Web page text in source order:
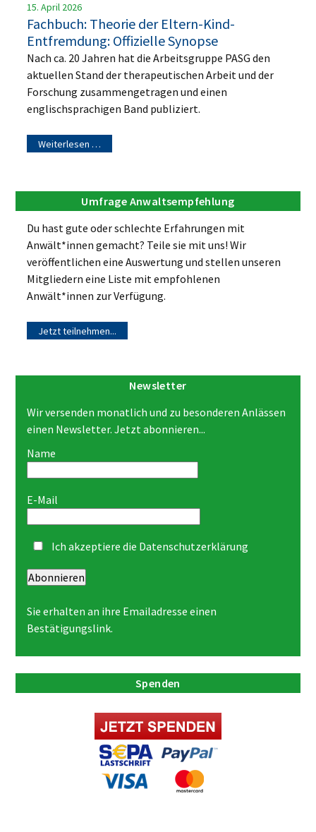
15. April 2026
Fachbuch: Theorie der Eltern-Kind-
Entfremdung: Offizielle Synopse
Nach ca. 20 Jahren hat die Arbeitsgruppe PASG den
aktuellen Stand der therapeutischen Arbeit und der
Forschung zusammengetragen und einen
englischsprachigen Band publiziert.
Weiterlesen …
Umfrage Anwaltsempfehlung
Du hast gute oder schlechte Erfahrungen mit
Anwält*innen gemacht? Teile sie mit uns! Wir
veröffentlichen eine Auswertung und stellen unseren
Mitgliedern eine Liste mit empfohlenen
Anwält*innen zur Verfügung.
Jetzt teilnehmen...
Newsletter
Wir versenden monatlich und zu besonderen Anlässen
einen Newsletter. Jetzt abonnieren...
Name
E-Mail
Ich akzeptiere die Datenschutzerklärung
Abonnieren
Sie erhalten an ihre Emailadresse einen
Bestätigungslink.
Spenden